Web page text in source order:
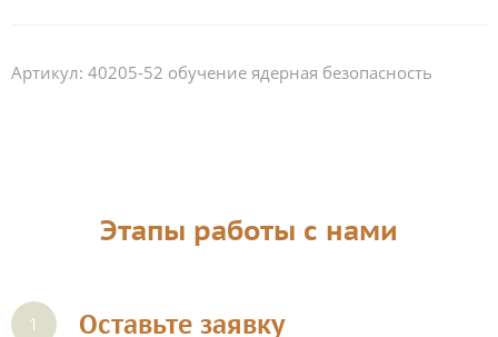
Артикул: 40205-52 обучение ядерная безопасность
Этапы работы с нами
Оставьте заявку